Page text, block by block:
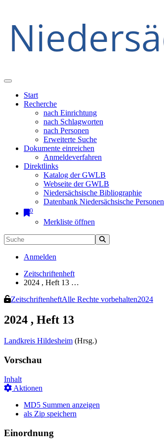
Start
Recherche
nach Einrichtung
nach Schlagworten
nach Personen
Erweiterte Suche
Dokumente einreichen
Anmeldeverfahren
Direktlinks
Katalog der GWLB
Webseite der GWLB
Niedersächsische Bibliographie
Datenbank Niedersächsische Personen
0
Merkliste öffnen
Anmelden
Zeitschriftenheft
2024 , Heft 13 …
ZeitschriftenheftAlle Rechte vorbehalten2024
2024 , Heft 13
Landkreis Hildesheim (Hrsg.)
Vorschau
Inhalt
Aktionen
MD5 Summen anzeigen
als Zip speichern
Einordnung